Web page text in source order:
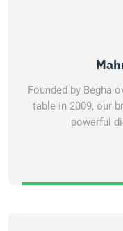
Founded by Begha
table in 2009, our
powerful